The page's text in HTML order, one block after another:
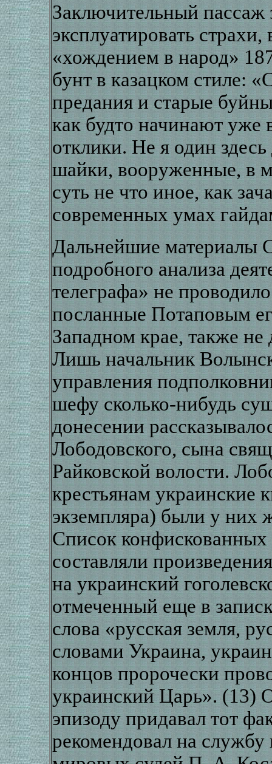
Заключительный пассаж
эксплуатировать
«хождением в народ»
бунт в казацком стиле:
предания и старые
как будто начинают уже
отклики. Не я один
шайки, вооруженные, в
суть не что иное, как
современных умах
Дальнейшие материалы
подробного анализа
телеграфа» не
посланные Потаповым
Западном крае, также не
Лишь начальник
управления
шефу сколько-нибудь
донесении
Лободовского, сына
Райковской волости.
крестьянам украинские
экземпляра) были у них
Список
составляли
на украинский
отмеченный еще в
слова «русская земля,
словами Украина,
концов пророчески
украинский Царь». (13)
эпизоду придавал тот
рекомендовал на службу